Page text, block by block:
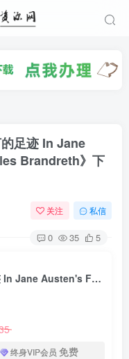
足迹 In Jane
Brandreth》下
关注 私信
0 35 5
艺术，传记纪录片《简·奥斯汀的足迹 In Jane Austen's Footsteps with Gyles Brandreth》下载
终身VIP会员 免费